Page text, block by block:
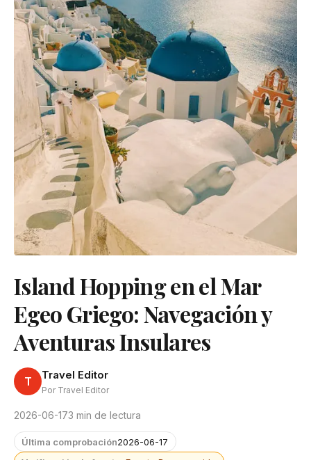
Island Hopping en el Mar
Egeo Griego: Navegación y
Aventuras Insulares
T Travel Editor
Por Travel Editor
2026-06-173 min de lectura
Última comprobación2026-06-17